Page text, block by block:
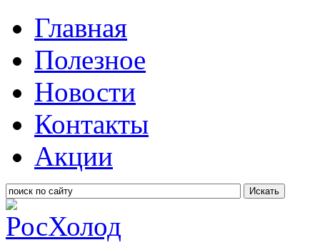
Главная
Полезное
Новости
Контакты
Акции
Искать